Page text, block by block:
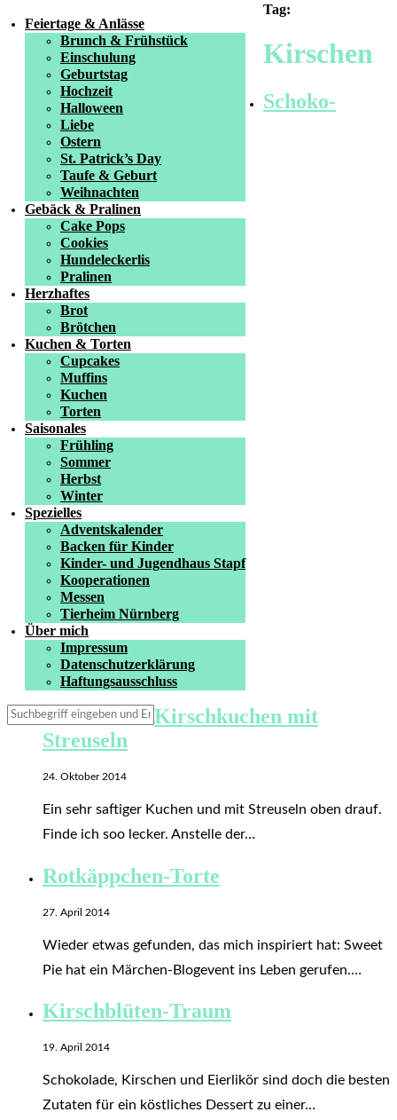
Feiertage & Anlässe
Brunch & Frühstück
Einschulung
Geburtstag
Hochzeit
Halloween
Liebe
Ostern
St. Patrick’s Day
Taufe & Geburt
Weihnachten
Gebäck & Pralinen
Cake Pops
Cookies
Hundeleckerlis
Pralinen
Herzhaftes
Brot
Brötchen
Kuchen & Torten
Cupcakes
Muffins
Kuchen
Torten
Saisonales
Frühling
Sommer
Herbst
Winter
Spezielles
Adventskalender
Backen für Kinder
Kinder- und Jugendhaus Stapf
Kooperationen
Messen
Tierheim Nürnberg
Über mich
Impressum
Datenschutzerklärung
Haftungsausschluss
Tag:
Kirschen
Schoko-
Kirschkuchen mit
Streuseln
24. Oktober 2014
Ein sehr saftiger Kuchen und mit Streuseln oben drauf.
Finde ich soo lecker. Anstelle der…
Rotkäppchen-Torte
27. April 2014
Wieder etwas gefunden, das mich inspiriert hat: Sweet
Pie hat ein Märchen-Blogevent ins Leben gerufen.…
Kirschblüten-Traum
19. April 2014
Schokolade, Kirschen und Eierlikör sind doch die besten
Zutaten für ein köstliches Dessert zu einer…